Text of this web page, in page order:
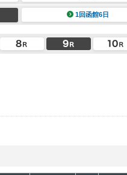
1回函館6日